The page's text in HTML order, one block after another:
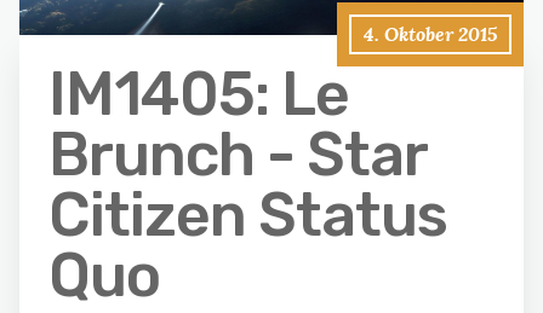
4. Oktober 2015
IM1405: Le
Brunch - Star
Citizen Status
Quo